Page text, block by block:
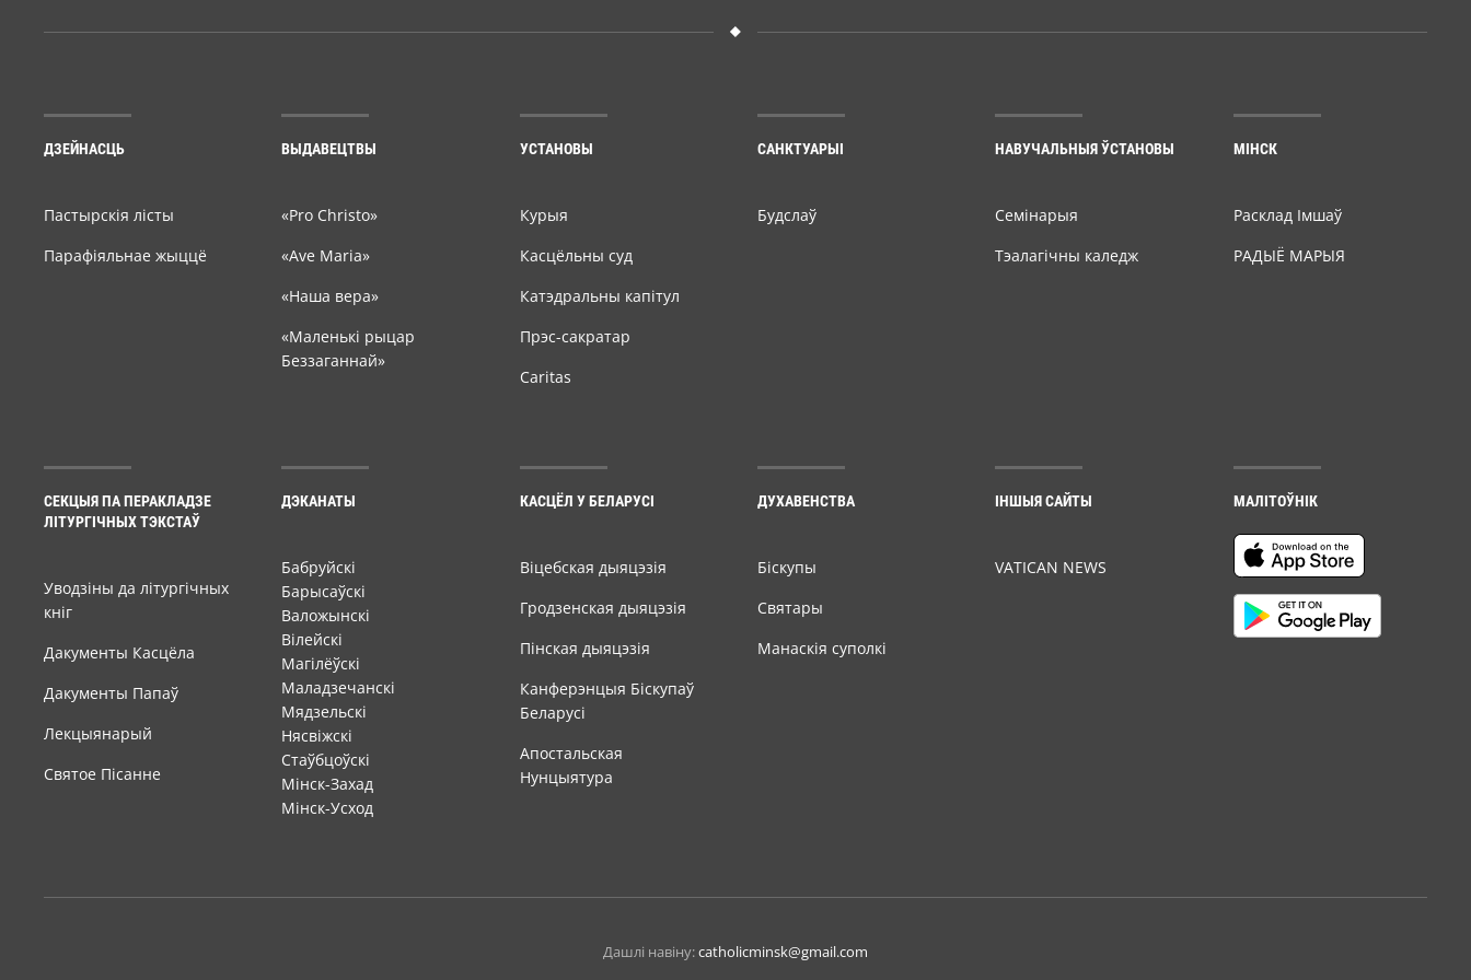
ДЗЕЙНАСЦЬ
Пастырскія лісты
Парафіяльнае жыццё
ВЫДАВЕЦТВЫ
«Pro Christo»
«Ave Maria»
«Наша вера»
«Маленькі рыцар
Беззаганнай»
УСТАНОВЫ
Курыя
Касцёльны суд
Катэдральны капітул
Прэс-сакратар
Caritas
САНКТУАРЫІ
Будслаў
НАВУЧАЛЬНЫЯ ЎСТАНОВЫ
Семiнарыя
Тэалагічны каледж
МІНСК
Расклад Імшаў
РАДЫЁ МАРЫЯ
СЕКЦЫЯ ПА ПЕРАКЛАДЗЕ
ЛІТУРГІЧНЫХ ТЭКСТАЎ
Уводзіны да літургічных
кніг
Дакументы Касцёла
Дакументы Папаў
Лекцыянарый
Святое Пісанне
ДЭКАНАТЫ
Бабруйскі
Барысаўскі
Валожынскі
Вілейскі
Магілёўскі
Маладзечанскі
Мядзельскі
Нясвіжскі
Стаўбцоўскі
Мінск-Захад
Мінск-Усход
КАСЦЁЛ У БЕЛАРУСІ
Віцебская дыяцэзія
Гродзенская дыяцэзія
Пінская дыяцэзія
Канферэнцыя Біскупаў
Беларусі
Апостальская
Нунцыятура
ДУХАВЕНСТВА
Біскупы
Святары
Манаскія суполкі
ІНШЫЯ САЙТЫ
VATICAN NEWS
МАЛІТОЎНІК
Дашлі навіну:catholicminsk@gmail.com